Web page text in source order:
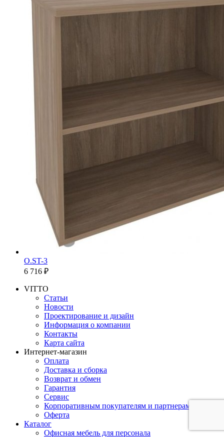
O.ST-3
6 716 ₽
VITTO
Статьи
Новости
Проектирование и дизайн
Информация о компании
Контакты
Карта сайта
Интернет-магазин
Оплата
Доставка и сборка
Возврат и обмен
Гарантия
Сервис
Корпоративным покупателям и партнерам
Оферта
Каталог
Офисная мебель для персонала